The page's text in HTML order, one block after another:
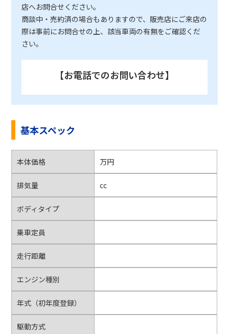
店へお問合せください。
商談中・売約済の場合もありますので、販売店にご来店の
際は事前にお問合せの上、該当車両の有無をご確認くだ
さい。
【お電話でのお問い合わせ】
基本スペック
本体価格 万円
排気量 cc
ボディタイプ
乗車定員
走行距離
エンジン種別
年式（初年度登録）
駆動方式